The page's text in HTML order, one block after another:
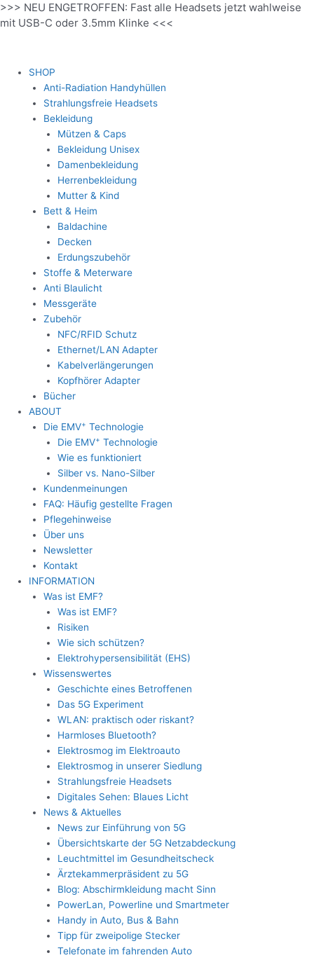
Zum
Inhalt
>>> NEU ENGETROFFEN: Fast alle Headsets jetzt wahlweise
mit USB-C oder 3.5mm Klinke <<<
SHOP
Anti-Radiation Handyhüllen
Strahlungsfreie Headsets
Bekleidung
Mützen & Caps
Bekleidung Unisex
Damenbekleidung
Herrenbekleidung
Mutter & Kind
Bett & Heim
Baldachine
Decken
Erdungszubehör
Stoffe & Meterware
Anti Blaulicht
Messgeräte
Zubehör
NFC/RFID Schutz
Ethernet/LAN Adapter
Kabelverlängerungen
Kopfhörer Adapter
Bücher
ABOUT
Die EMV+ Technologie
Die EMV+ Technologie
Wie es funktioniert
Silber vs. Nano-Silber
Kundenmeinungen
FAQ: Häufig gestellte Fragen
Pflegehinweise
Über uns
Newsletter
Kontakt
INFORMATION
Was ist EMF?
Was ist EMF?
Risiken
Wie sich schützen?
Elektrohypersensibilität (EHS)
Wissenswertes
Geschichte eines Betroffenen
Das 5G Experiment
WLAN: praktisch oder riskant?
Harmloses Bluetooth?
Elektrosmog im Elektroauto
Elektrosmog in unserer Siedlung
Strahlungsfreie Headsets
Digitales Sehen: Blaues Licht
News & Aktuelles
News zur Einführung von 5G
Übersichtskarte der 5G Netzabdeckung
Leuchtmittel im Gesundheitscheck
Ärztekammerpräsident zu 5G
Blog: Abschirmkleidung macht Sinn
PowerLan, Powerline und Smartmeter
Handy in Auto, Bus & Bahn
Tipp für zweipolige Stecker
Telefonate im fahrenden Auto